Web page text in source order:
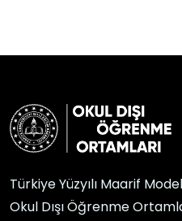
Türkiye Yüzyılı Maarif
Okul Dışı Öğrenme